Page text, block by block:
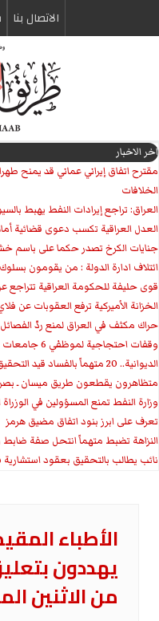
الاتصال بنا
اخر الاخبار
مقترح اتفاق إيراني عماني قد يمنح
الخلافات
العراق: تراجع إيرادات النفط يهبط
العدل العراقية تكسب دعوى قضائية
جنايات الكرخ تصدر حكما على باسم خشان بالحبس
ائتلاف ادارة الدولة : من يقومون
قوى حليفة للحكومة العراقية
الخزانة الأميركية ترفع العقوبات عن
حراك مكثف في العراق لمنع ردّ
وقفات احتجاجية لموظفي 6 جامعات بسبب تأخر الرواتب
الديوانية.. 20 متهماً بالفساد قيد التحقيق بعد توقيف مدير سابق
متظاهرون يقطعون طريق ميسان ـ بصرة
وزارة النفط تمنع المسؤولين في
تعرف على ابرز بنود اتفاق مضيق هرمز
النزاهة تضبط متهماً انتحل صفة
نائب يطالب بالتحقيق بعقود استشارية في مصفى
الأطباء
يهددون
من الاثنين